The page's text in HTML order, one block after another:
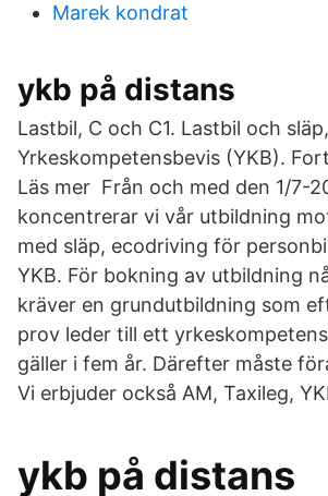
Marek kondrat
ykb på distans
Lastbil, C och C1. Lastbil och
Yrkeskompetensbevis (YKB).
Läs mer Från och med den 1/7-
koncentrerar vi vår utbildning
med släp, ecodriving för
YKB. För bokning av utbildning
kräver en grundutbildning som
prov leder till ett
gäller i fem år. Därefter måste
Vi erbjuder också AM, Taxileg,
ykb på distans